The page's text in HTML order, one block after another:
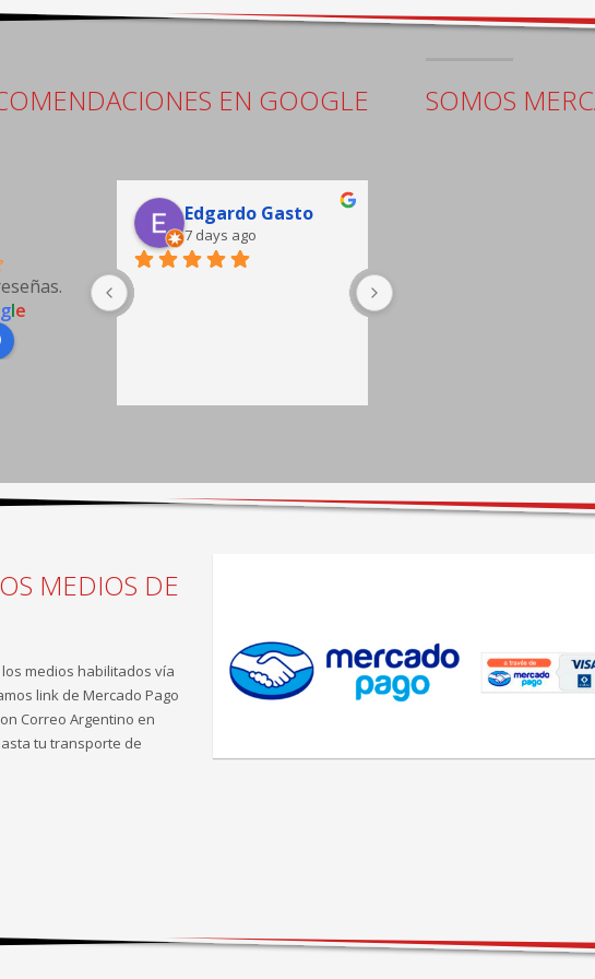
EN GOOGLE
gle
Edgardo Gasto
7 days ago
SOMOS
MEDIOS DE
medios habilitados vía
link de Mercado Pago
Correo Argentino en
tu transporte de